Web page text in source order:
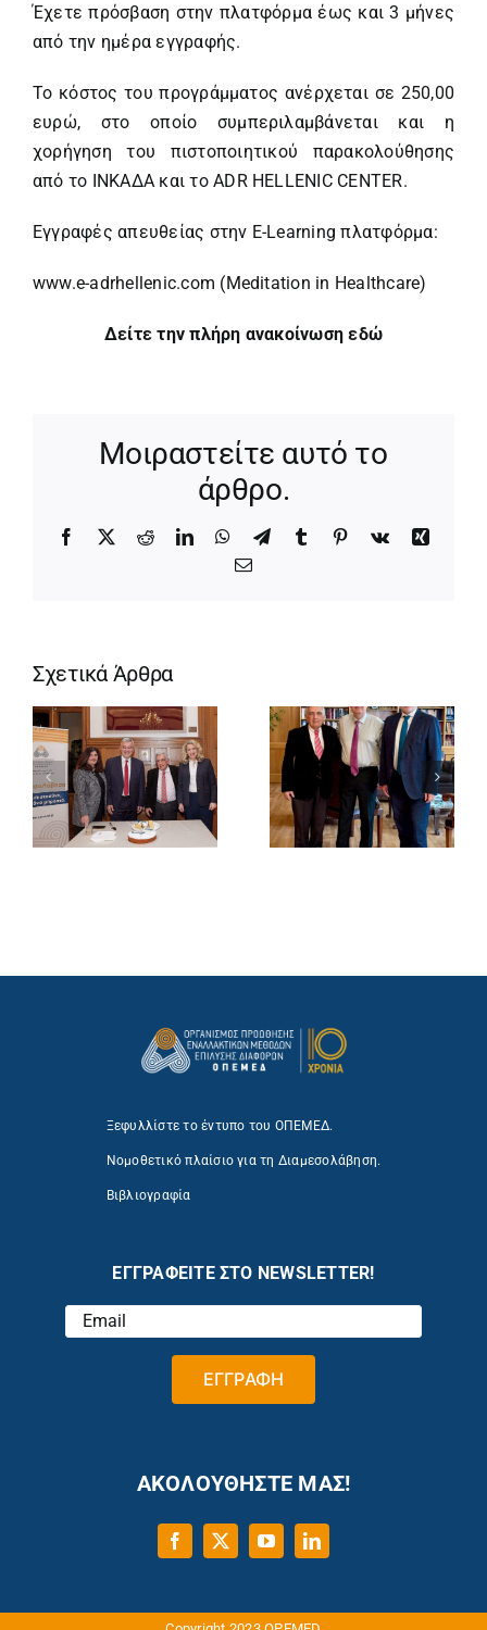
Έχετε πρόσβαση στην πλατφόρμα έως και 3 μήνες
από την ημέρα εγγραφής.
Το κόστος του προγράμματος ανέρχεται σε 250,00
ευρώ, στο οποίο συμπεριλαμβάνεται και η
χορήγηση του πιστοποιητικού παρακολούθησης
από το ΙΝΚΑΔΑ και το ΑDR HELLENIC CENTER.
Εγγραφές απευθείας στην E-Learning πλατφόρμα:
www.e-adrhellenic.com (Meditation in Healthcare)
Δείτε την πλήρη ανακοίνωση εδώ
Μοιραστείτε αυτό το
άρθρο.
Facebook
X RedditLinkedInWhatsApp
TelegramTumblr Pinterest
Vk
Xing
Email
Σχετικά Άρθρα
Ξεφυλλίστε το έντυπο του ΟΠΕΜΕΔ.
Νομοθετικό πλαίσιο για τη Διαμεσολάβηση.
Βιβλιογραφία
ΕΓΓΡΑΦΕΙΤΕ ΣΤΟ NEWSLETTER!
ΑΚΟΛΟΥΘΗΣΤΕ ΜΑΣ!